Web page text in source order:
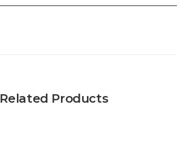
Related Products